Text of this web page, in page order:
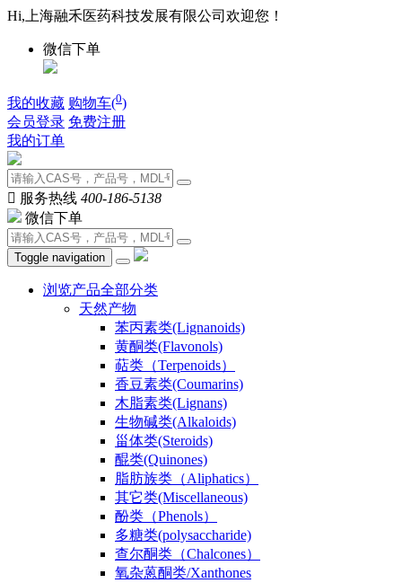
Hi,上海融禾医药科技发展有限公司欢迎您！
微信下单
我的收藏 购物车(0)
会员登录 免费注册
我的订单
 服务热线 400-186-5138
微信下单
Toggle navigation
浏览产品全部分类
天然产物
苯丙素类(Lignanoids)
黄酮类(Flavonols)
萜类（Terpenoids）
香豆素类(Coumarins)
木脂素类(Lignans)
生物碱类(Alkaloids)
甾体类(Steroids)
醌类(Quinones)
脂肪族类（Aliphatics）
其它类(Miscellaneous)
酚类（Phenols）
多糖类(polysaccharide)
查尔酮类（Chalcones）
氧杂蒽酮类/Xanthones